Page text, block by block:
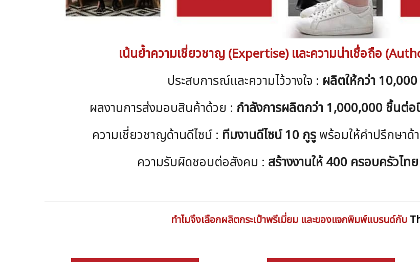
เน้นย้ำความเชี่ยวชาญ (Expertise) และความน่าเชื่อถือ
ประสบการณ์และความไว้วางใจ : ผลิตให้กว่า
ผลงานการส่งมอบสินค้าด้วย : กำลังการผลิตกว่า 1,000,000 ชิ้นต่อ
ความเชี่ยวชาญด้านดีไซน์ : ทีมงานดีไซน์ 10 กูรูพร้อมให้คำปรึกษา
ความรับผิดชอบต่อสังคม : สร้างงานให้ 400 ครอบครัวไทย
ทำไมจึงเลือกผลิตกระเป๋าพรีเมี่ยม และของแจกพิมพ์แบรนด์กับ